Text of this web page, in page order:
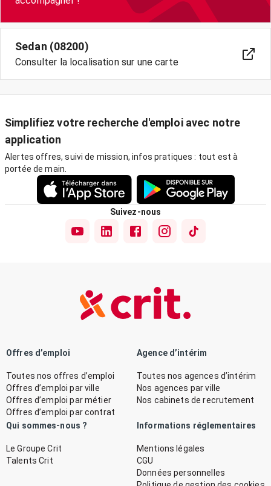
Sedan (08200)
Consulter la localisation sur une carte
Simplifiez votre recherche d'emploi avec notre
application
Alertes offres, suivi de mission, infos pratiques : tout est à
portée de main.
Suivez-nous
Offres d’emploi
Toutes nos offres d’emploi
Offres d’emploi par ville
Offres d’emploi par métier
Offres d’emploi par contrat
Agence d’intérim
Toutes nos agences d’intérim
Nos agences par ville
Nos cabinets de recrutement
Qui sommes-nous ?
Le Groupe Crit
Talents Crit
Informations réglementaires
Mentions légales
CGU
Données personnelles